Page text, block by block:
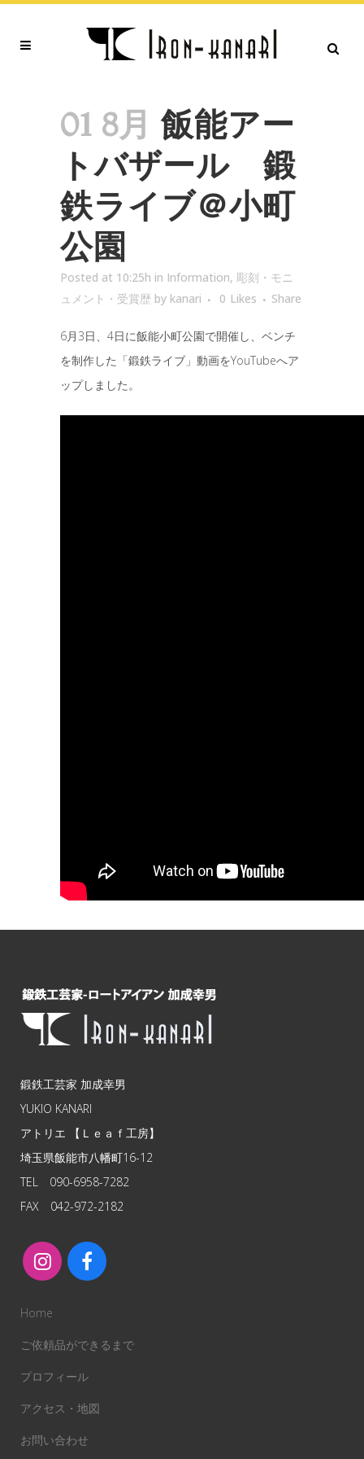
01 8月 飯能アー
トバザール 鍛
鉄ライブ＠小町
公園
Posted at 10:25h in Information, 彫刻・モニ
ュメント・受賞歴 by kanari 0 Likes Share
6月3日、4日に飯能小町公園で開催し、ベンチ
を制作した「鍛鉄ライブ」動画をYouTubeへア
ップしました。
鍛鉄工芸家 加成幸男
YUKIO KANARI
アトリエ 【Ｌｅａｆ工房】
埼玉県飯能市八幡町16-12
TEL 090-6958-7282
FAX 042-972-2182
Home
ご依頼品ができるまで
プロフィール
アクセス・地図
お問い合わせ